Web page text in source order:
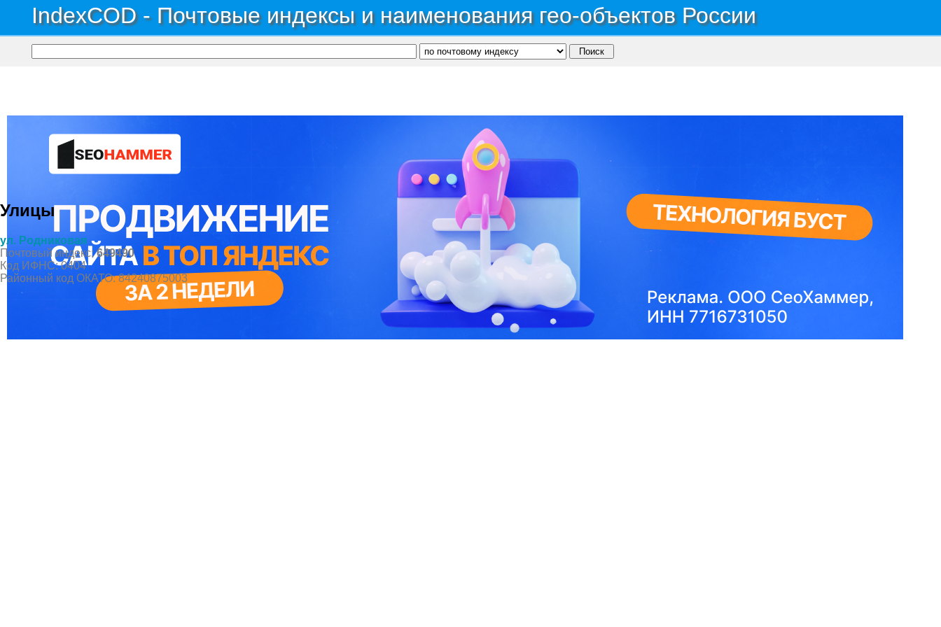
IndexCOD - Почтовые индексы и наименования гео-объектов России
Почтовые индексы России, ОКАТО, коды ИФНС, коды регионов ГИБДД →Село Власьево
Село Власьево
Улицы
ул. Родниковая
Почтовый индекс:649490
Код ИФНС: 0404
Районный код ОКАТО: 84240875003
Все почтовые индексы России, ОКАТО, коды ИФНС, коды регионов ГИБДД
Вся информация на сайте предоставлена исключительно в ознокомительных целях, некоторые данные могут быть не актуальны...